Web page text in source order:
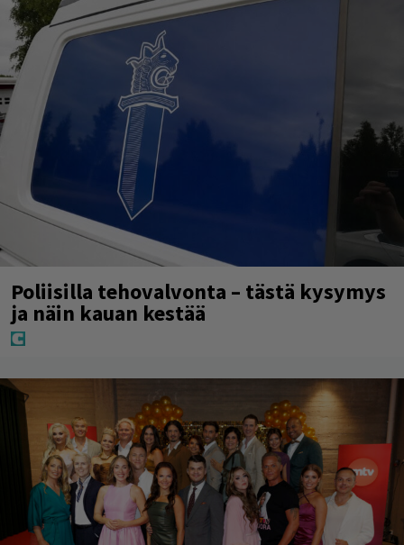
Poliisilla tehovalvonta – tästä kysymys
ja näin kauan kestää